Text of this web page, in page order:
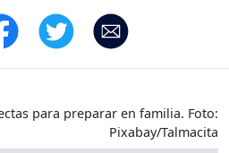
para preparar en familia. Foto:
Pixabay/Talmacita